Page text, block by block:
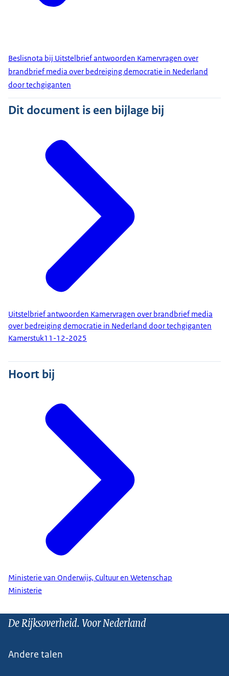
Beslisnota bij Uitstelbrief antwoorden Kamervragen over
brandbrief media over bedreiging democratie in Nederland
door techgiganten
Dit document is een bijlage bij
Uitstelbrief antwoorden Kamervragen over brandbrief media
over bedreiging democratie in Nederland door techgiganten
Kamerstuk11-12-2025
Hoort bij
Ministerie van Onderwijs, Cultuur en Wetenschap
Ministerie
De Rijksoverheid. Voor Nederland
Andere talen